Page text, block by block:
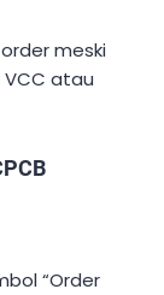
meski
VCC atau
“Order